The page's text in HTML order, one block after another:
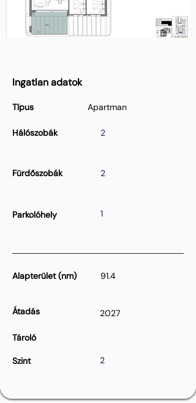
Ingatlan adatok
Típus
Hálószobák
Apartman
2
Fürdőszobák 2
Parkolóhely 1
Alapterület (nm) 91.4
Átadás 2027
Tároló
Szint 2